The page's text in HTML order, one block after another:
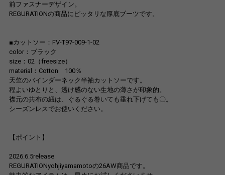
前ファスナーデザイン。
REGURATIONの商品にピッタリな厚底ブーツです。
■カットソー：FV-T97-009-1-02
color：ブラック
size：02（freesize）
material：Cotton 100％
天竺のバインダーネック半袖カットソーです。
程よいゆとりと、透け感のない生地の薄さが印象的。
襟元の共布の紐は、ぐるぐる巻いても垂れ下げても〇。
シーズンレスでお使いください。
【ポイント】
2026.6.5release
REGURATIONyohjiyamamotoの26AW商品です。